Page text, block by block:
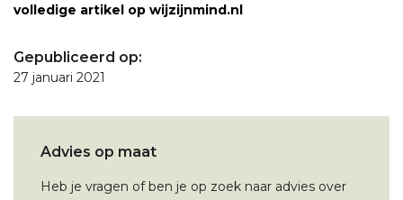
volledige artikel op wijzijnmind.nl
Gepubliceerd op:
27 januari 2021
Advies op maat
Heb je vragen of ben je op zoek naar advies over